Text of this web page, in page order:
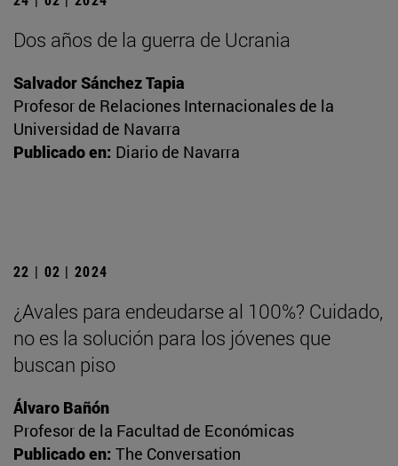
Dos años de la guerra de Ucrania
Salvador Sánchez Tapia
Profesor de Relaciones Internacionales de la
Universidad de Navarra
Publicado en: Diario de Navarra
22 | 02 | 2024
¿Avales para endeudarse al 100%? Cuidado,
no es la solución para los jóvenes que
buscan piso
Álvaro Bañón
Profesor de la Facultad de Económicas
Publicado en: The Conversation